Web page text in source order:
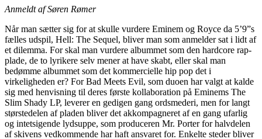
Anmeldt af Søren Rømer
Når man sætter sig for at skulle vurdere Eminem og Royce da 5’9”s
fælles udspil, Hell: The Sequel, bliver man som anmelder sat i lidt af
et dilemma. For skal man vurdere albummet som den hardcore rap-
plade, de to lyrikere selv mener at have skabt, eller skal man
bedømme albummet som det kommercielle hip pop det i
virkeligheden er? For Bad Meets Evil, som duoen har valgt at kalde
sig med henvisning til deres første kollaboration på Eminems The
Slim Shady LP, leverer en gedigen gang ordsmederi, men for langt
størstedelen af pladen bliver det akkompagneret af en gang ufarlig
og intetsigende lydsuppe, som produceren Mr. Porter for halvdelen
af skivens vedkommende har haft ansvaret for. Enkelte steder bliver